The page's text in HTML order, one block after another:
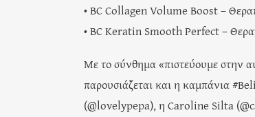
• BC Collagen Volume Boost –
• BC Keratin Smooth Perfect –
Με το σύνθημα «πιστεύουμε στην
παρουσιάζεται και η καμπάνια
(@lovelypepa), η Caroline Silta